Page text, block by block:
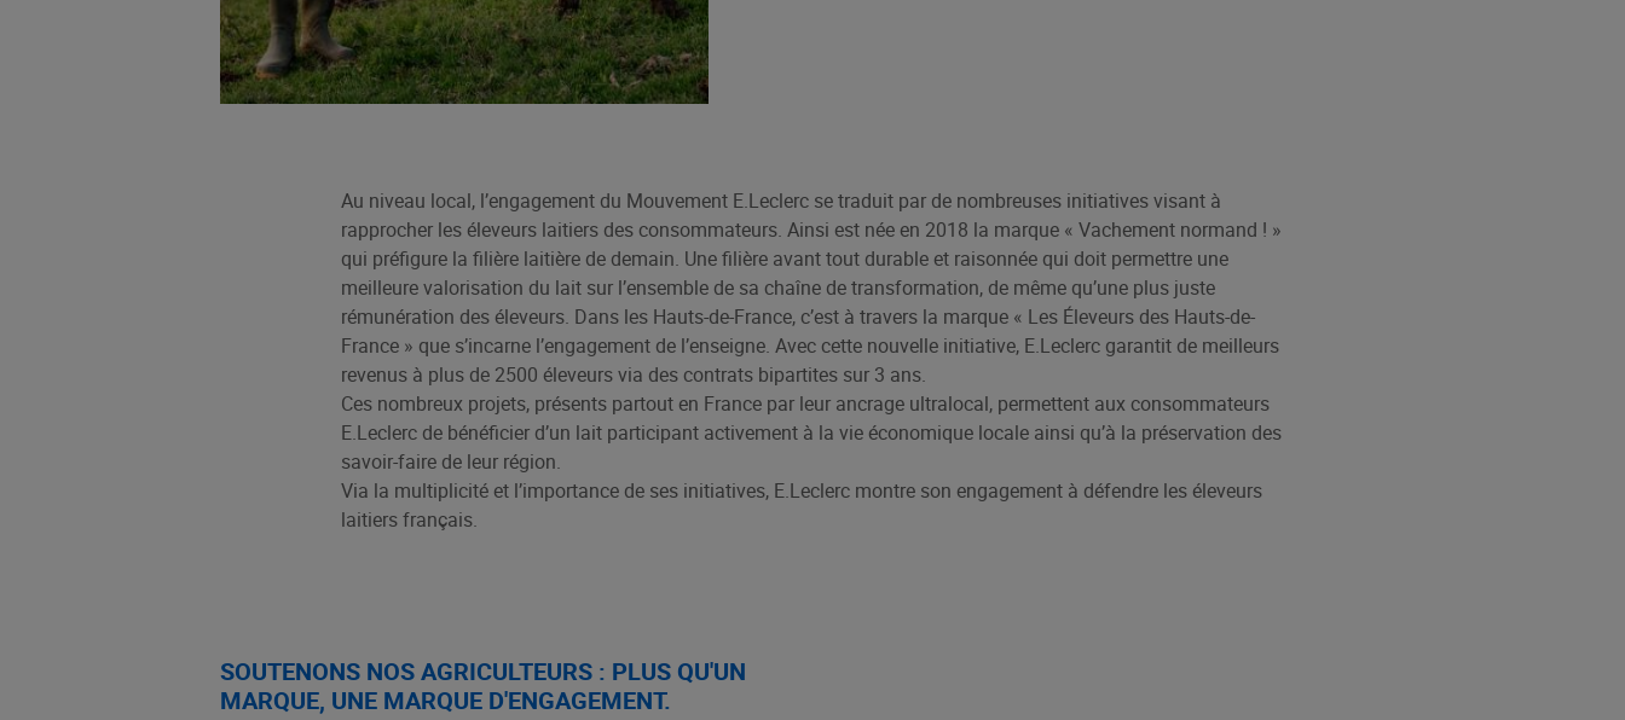
Au niveau local, l’engagement du Mouvement E.Leclerc se traduit par de nombreuses initiatives visant à
rapprocher les éleveurs laitiers des consommateurs. Ainsi est née en 2018 la marque « Vachement normand ! »
qui préfigure la filière laitière de demain. Une filière avant tout durable et raisonnée qui doit permettre une
meilleure valorisation du lait sur l’ensemble de sa chaîne de transformation, de même qu’une plus juste
rémunération des éleveurs. Dans les Hauts-de-France, c’est à travers la marque « Les Éleveurs des Hauts-de-
France » que s’incarne l’engagement de l’enseigne. Avec cette nouvelle initiative, E.Leclerc garantit de meilleurs
revenus à plus de 2500 éleveurs via des contrats bipartites sur 3 ans.
Ces nombreux projets, présents partout en France par leur ancrage ultralocal, permettent aux consommateurs
E.Leclerc de bénéficier d’un lait participant activement à la vie économique locale ainsi qu’à la préservation des
savoir-faire de leur région.
Via la multiplicité et l’importance de ses initiatives, E.Leclerc montre son engagement à défendre les éleveurs
laitiers français.
SOUTENONS NOS AGRICULTEURS : PLUS QU'UN
MARQUE, UNE MARQUE D'ENGAGEMENT.